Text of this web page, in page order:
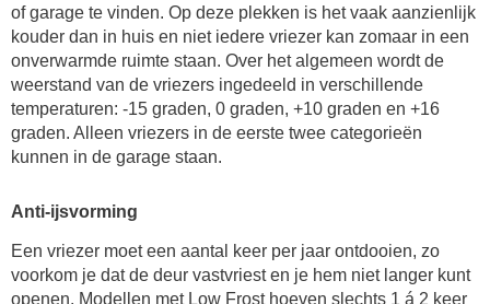
of garage te vinden. Op deze plekken is het vaak aanzienlijk
kouder dan in huis en niet iedere vriezer kan zomaar in een
onverwarmde ruimte staan. Over het algemeen wordt de
weerstand van de vriezers ingedeeld in verschillende
temperaturen: -15 graden, 0 graden, +10 graden en +16
graden. Alleen vriezers in de eerste twee categorieën
kunnen in de garage staan.
Anti-ijsvorming
Een vriezer moet een aantal keer per jaar ontdooien, zo
voorkom je dat de deur vastvriest en je hem niet langer kunt
openen. Modellen met Low Frost hoeven slechts 1 á 2 keer